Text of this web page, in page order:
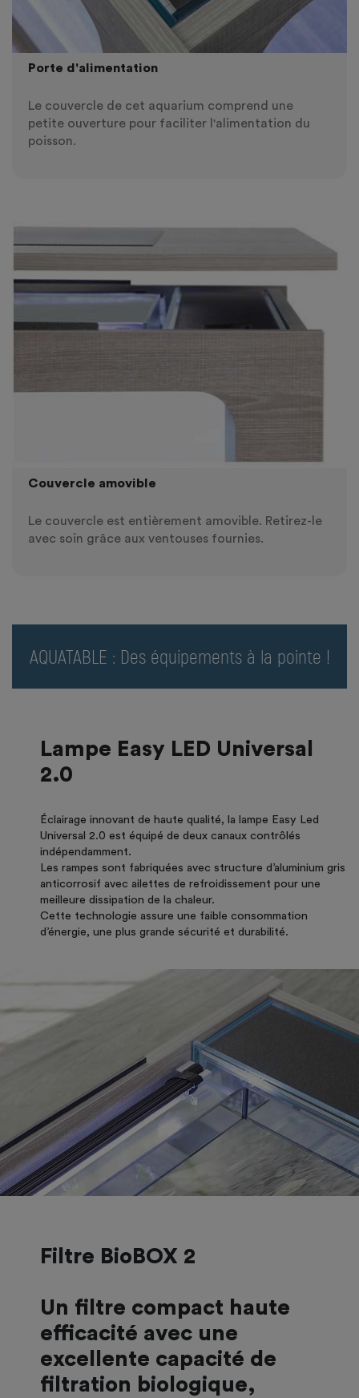
Porte d'alimentation
Le couvercle de cet aquarium comprend une
petite ouverture pour faciliter l'alimentation du
poisson.
Couvercle amovible
Le couvercle est entièrement amovible. Retirez-le
avec soin grâce aux ventouses fournies.
AQUATABLE : Des équipements à la pointe !
Lampe Easy LED Universal
2.0
Éclairage innovant de haute qualité, la lampe Easy Led
Universal 2.0 est équipé de deux canaux contrôlés
indépendamment.
Les rampes sont fabriquées avec structure d’aluminium gris
anticorrosif avec ailettes de refroidissement pour une
meilleure dissipation de la chaleur.
Cette technologie assure une faible consommation
d’énergie, une plus grande sécurité et durabilité.
Filtre BioBOX 2
Un filtre compact haute
efficacité avec une
excellente capacité de
filtration biologique,